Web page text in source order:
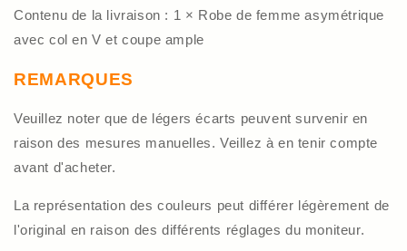
Contenu de la livraison : 1 × Robe de femme asymétrique
avec col en V et coupe ample
REMARQUES
Veuillez noter que de légers écarts peuvent survenir en
raison des mesures manuelles. Veillez à en tenir compte
avant d'acheter.
La représentation des couleurs peut différer légèrement de
l'original en raison des différents réglages du moniteur.